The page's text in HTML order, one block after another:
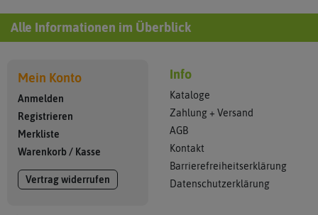
Alle Informationen im Überblick
Mein Konto
Anmelden
Registrieren
Merkliste
Warenkorb / Kasse
Vertrag widerrufen
Info
Kataloge
Zahlung + Versand
AGB
Kontakt
Barrierefreiheitserklärung
Datenschutzerklärung